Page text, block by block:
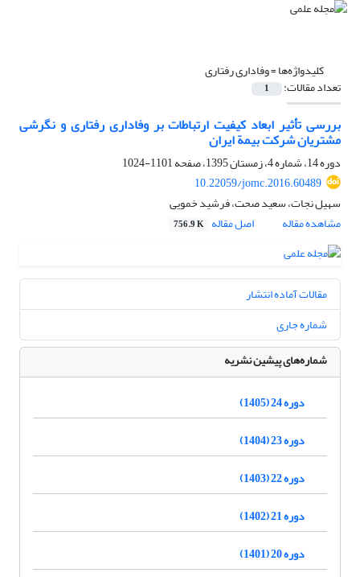
کلیدواژه‌ها =وفاداری رفتاری
تعداد مقالات: 1
بررسی تأثیر ابعاد کیفیت ارتباطات بر وفاداری رفتاری و نگرشی
مشتریان شرکت بیمة ایران
دوره 14، شماره 4، زمستان 1395، صفحه
1101-1024
10.22059/jomc.2016.60489
سهیل نجات، سعید صحت، فرشید خمویی
مشاهده مقاله
اصل مقاله 756.9 K
مقالات آماده انتشار
شماره جاری
شماره‌های پیشین نشریه
دوره 24 (1405)
دوره 23 (1404)
دوره 22 (1403)
دوره 21 (1402)
دوره 20 (1401)